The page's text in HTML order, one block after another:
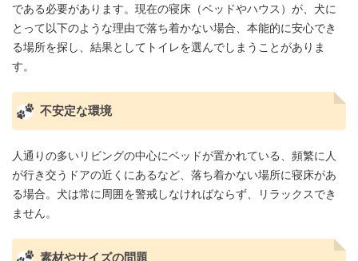
である必要があります。現在の寝床（ベッドやハウス）が、犬に
とって以下のような理由で落ち着かない場合、本能的に安心でき
る場所を探し、結果としてトイレを選んでしまうことがありま
す。
不安定な環境
人通りの多いリビングの中心にベッドが置かれている、頻繁に人
が行き交うドアの近くにあるなど、落ち着かない場所に寝床があ
る場合。犬は常に周囲を警戒しなければならず、リラックスでき
ません。
素材やサイズの問題